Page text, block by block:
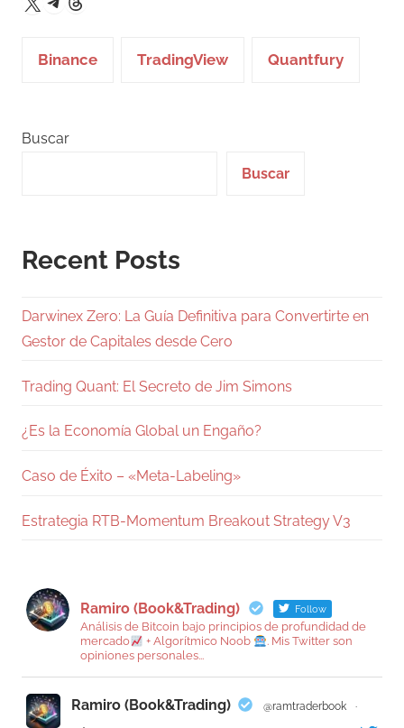
Binance TradingView Quantfury
Buscar
Buscar
Recent Posts
Darwinex Zero: La Guía Definitiva para Convertirte en
Gestor de Capitales desde Cero
Trading Quant: El Secreto de Jim Simons
¿Es la Economía Global un Engaño?
Caso de Éxito – «Meta-Labeling»
Estrategia RTB-Momentum Breakout Strategy V3
Ramiro (Book&Trading) Follow
Análisis de Bitcoin bajo principios de profundidad de
mercado
+ Algorítmico Noob
. Mis Twitter son
opiniones personales...
Ramiro (Book&Trading) @ramtraderbook
·